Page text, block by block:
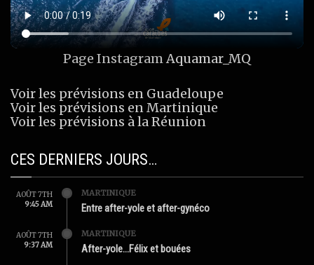
Page Instagram Aquamar_MQ
Voir les prévisions en Guadeloupe
Voir les prévisions en Martinique
Voir les prévisions à la Réunion
CES DERNIERS JOURS…
AOÛT 7TH
9:45 AM
MARTINIQUE
Entre after-yole et after-gynéco
AOÛT 7TH
9:37 AM
MARTINIQUE
After-yole…Félix et bouées